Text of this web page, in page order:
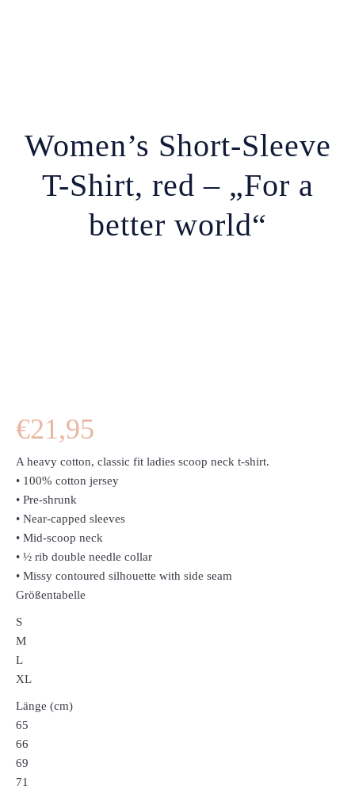
Women’s Short-Sleeve
T-Shirt, red – „For a
better world“
€21,95
A heavy cotton, classic fit ladies scoop neck t-shirt.
• 100% cotton jersey
• Pre-shrunk
• Near-capped sleeves
• Mid-scoop neck
• ½ rib double needle collar
• Missy contoured silhouette with side seam
Größentabelle
S
M
L
XL
Länge (cm)
65
66
69
71